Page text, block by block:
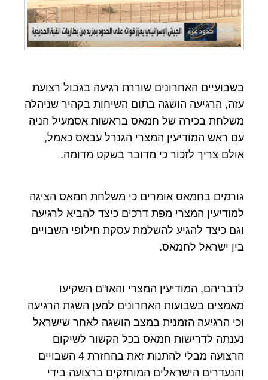
בשבועיים האחרונים שוררת רגיעה בגבול רצועת
עזה, הרגיעה הושגה בתום השיחות בקהיר שניהלה
משלחת בכירה של חמאס בראשות אסמעיל הניה
עם ראש המודיעין המצרי הגנרל עבאס כאמל,
אולם צריך לזכור כי מדובר בשקט מדומה.
גורמים בחמאס אומרים כי משלחת חמאס הציגה
למודיעין המצרי מפת דרכים כיצד להביא לרגיעה
וגם כיצד להגיע להשלמת עסקת חילופי השבויים
בין ישראל לחמאס.
לדבריהם, המודיעין המצרי והאו"ם השקיעו
מאמצים בשבועות האחרונים למען השגת הרגיעה
וכי הרגיעה הזמנית במצב הושגה לאחר שישראל
נענתה לדרישות חמאס בכל הקשור לשיקום
הרצועה מבלי להתנות זאת בהחזרת 4 השבויים
והנעדרים הישראלים המוחזקים ברצועה בידי